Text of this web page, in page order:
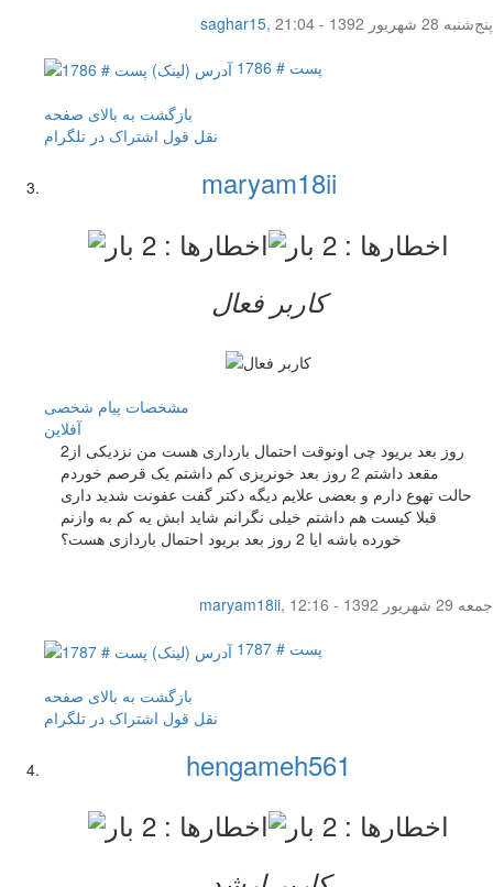
saghar15,
پنج‌شنبه 28 شهریور 1392 - 21:04
پست # 1786
بازگشت به بالای صفحه
نقل قول اشتراک در تلگرام
maryam18ii
کاربر فعال
مشخصات پیام شخصی
آفلاين
2روز بعد بریود چی اونوقت احتمال بارداری هست من نزدیکی از
مقعد داشتم 2 روز بعد خونریزی کم داشتم یک قرصم خوردم
حالت تهوع دارم و بعضی علایم دیگه دکتر گفت عفونت شدید داری
قبلا کیست هم داشتم خیلی نگرانم شاید ابش یه کم به وازنم
خورده باشه ایا 2 روز بعد بریود احتمال باردازی هست؟
maryam18ii,
جمعه 29 شهریور 1392 - 12:16
پست # 1787
بازگشت به بالای صفحه
نقل قول اشتراک در تلگرام
hengameh561